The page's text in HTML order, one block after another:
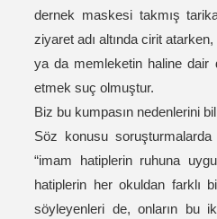
dernek maskesi takmış
ziyaret adı altında cirit
ya da memleketin haline dair
etmek suç olmuştur.
Biz bu kumpasın nedenlerini
Söz konusu
“imam hatiplerin ruhuna
hatiplerin her okuldan farklı
söyleyenleri de, onların bu